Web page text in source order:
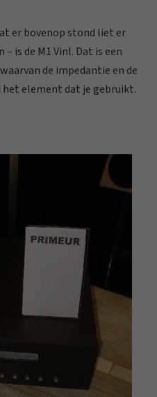
er bovenop stond liet er
is de M1 Vinl. Dat is een
de impedantie en de
element dat je gebruikt.